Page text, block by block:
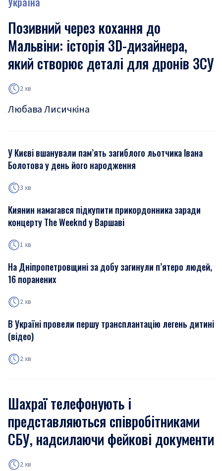
Позивний через кохання до
Мальвіни: історія 3D-дизайнера,
який створює деталі для дронів ЗСУ
2 хв
Любава Лисичкіна
У Києві вшанували пам’ять загиблого льотчика Івана
Болотова у день його народження
3 хв
Киянин намагався підкупити прикордонника заради
концерту The Weeknd у Варшаві
1 хв
На Дніпропетровщині за добу загинули п’ятеро людей,
16 поранених
2 хв
В Україні провели першу трансплантацію легень дитині
(відео)
2 хв
Шахраї телефонують і
представляються співробітниками
СБУ, надсилаючи фейкові документи
2 хв